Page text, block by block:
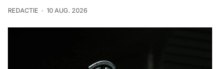
REDACTIE 10 AUG. 2026